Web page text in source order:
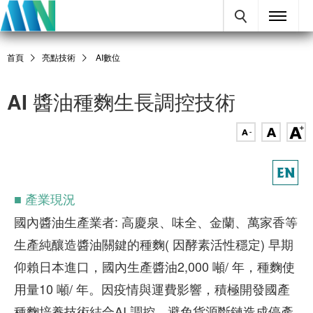
首頁 亮點技術 AI數位
AI 醬油種麴生長調控技術
■ 產業現況
國內醬油生產業者: 高慶泉、味全、金蘭、萬家香等
生產純釀造醬油關鍵的種麴( 因酵素活性穩定) 早期
仰賴日本進口，國內生產醬油2,000 噸/ 年，種麴使
用量10 噸/ 年。因疫情與運費影響，積極開發國產